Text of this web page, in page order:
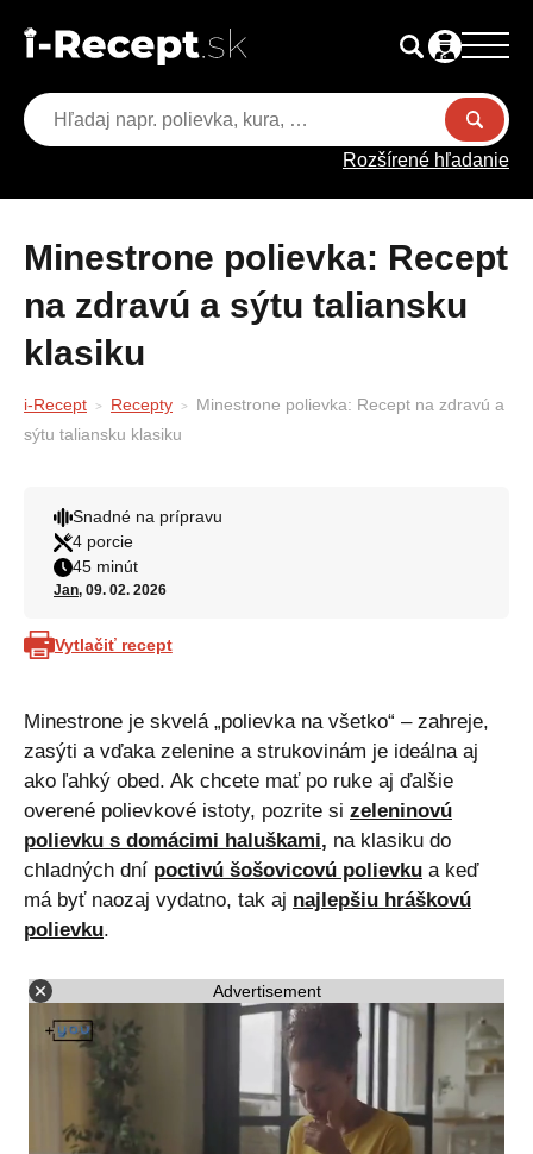
Rozšírené hľadanie
Minestrone polievka: Recept
na zdravú a sýtu taliansku
klasiku
i-Recept Recepty
Minestrone polievka: Recept na zdravú a
sýtu taliansku klasiku
Snadné na prípravu
4 porcie
45 minút
Jan, 09. 02. 2026
Vytlačiť recept
Minestrone je skvelá „polievka na všetko“ – zahreje,
zasýti a vďaka zelenine a strukovinám je ideálna aj
ako ľahký obed. Ak chcete mať po ruke aj ďalšie
overené polievkové istoty, pozrite si zeleninovú
polievku s domácimi haluškami, na klasiku do
chladných dní poctivú šošovicovú polievku a keď
má byť naozaj vydatno, tak aj najlepšiu hráškovú
polievku.
Advertisement